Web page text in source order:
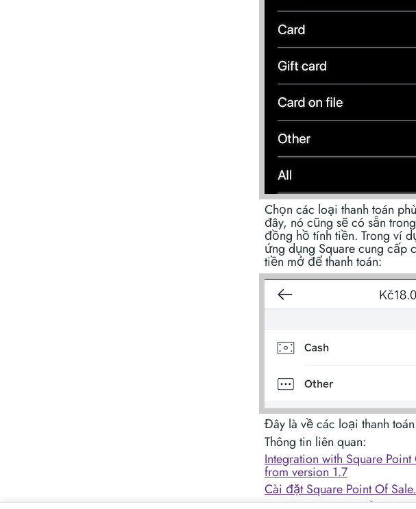
Chọn các loại thanh toán
đây, nó cũng sẽ có sẵn
đồng hồ tính tiền. Trong ví
ứng dụng Square cung cấp
tiền mở để thanh toán:
Đây là về các loại thanh
Thông tin liên quan:
Integration with Square
from version 1.7
Cài đặt Square Point Of Sale.